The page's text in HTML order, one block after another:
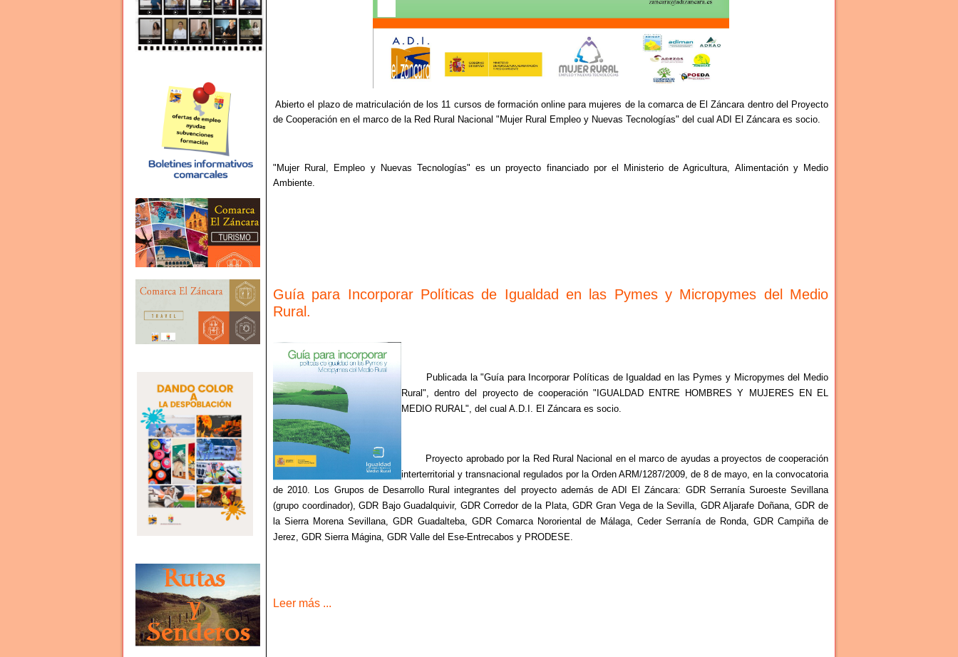
Abierto el plazo de matriculación de los 11 cursos de formación online para mujeres de la comarca de El Záncara dentro del Proyecto
de Cooperación en el marco de la Red Rural Nacional "Mujer Rural Empleo y Nuevas Tecnologías" del cual ADI El Záncara es socio.
"Mujer Rural, Empleo y Nuevas Tecnologías" es un proyecto financiado por el Ministerio de Agricultura, Alimentación y Medio
Ambiente.
Guía para Incorporar Políticas de Igualdad en las Pymes y Micropymes del Medio
Rural.
Publicada la "Guía para Incorporar Políticas de Igualdad en las Pymes y Micropymes del Medio
Rural", dentro del proyecto de cooperación "IGUALDAD ENTRE HOMBRES Y MUJERES EN EL
MEDIO RURAL", del cual A.D.I. El Záncara es socio.
Proyecto aprobado por la Red Rural Nacional en el marco de ayudas a proyectos de cooperación
interterritorial y transnacional regulados por la Orden ARM/1287/2009, de 8 de mayo, en la convocatoria
de 2010. Los Grupos de Desarrollo Rural integrantes del proyecto además de ADI El Záncara: GDR Serranía Suroeste Sevillana
(grupo coordinador), GDR Bajo Guadalquivir, GDR Corredor de la Plata, GDR Gran Vega de la Sevilla, GDR Aljarafe Doñana, GDR de
la Sierra Morena Sevillana, GDR Guadalteba, GDR Comarca Nororiental de Málaga, Ceder Serranía de Ronda, GDR Campiña de
Jerez, GDR Sierra Mágina, GDR Valle del Ese-Entrecabos y PRODESE.
Leer más ...